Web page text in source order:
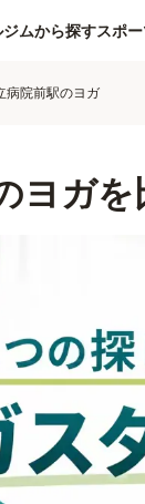
ムから探すスポ
病院前駅のヨガ
ヨガ